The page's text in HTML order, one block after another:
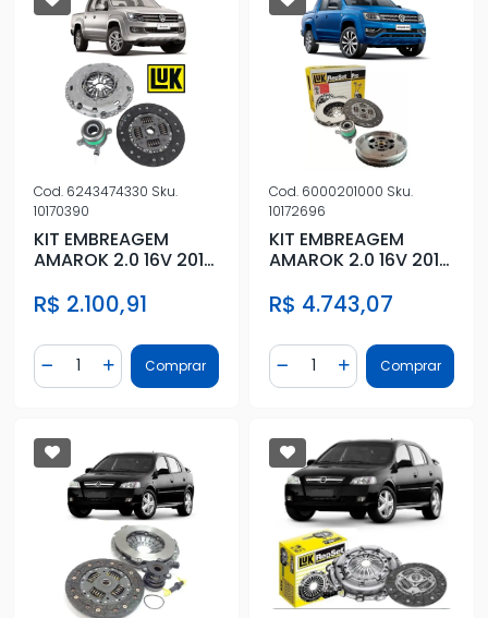
Cod. 6243474330 Sku.
10170390
KIT EMBREAGEM
AMAROK 2.0 16V 2010
ATUADOR
R$ 2.100,91
Diminuir Quantidade
Quantidade
Adicionar Quantidade
Comprar
Cod. 6000201000 Sku.
10172696
KIT EMBREAGEM
AMAROK 2.0 16V 2010
R$ 4.743,07
Diminuir Quantidade
Quantidade
AdicionarComprar